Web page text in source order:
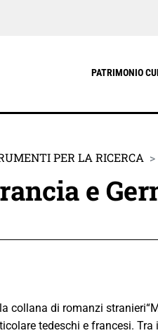
PATRIMONIO
PER LA RICERCA
e
collana di romanzi
tedeschi e francesi.